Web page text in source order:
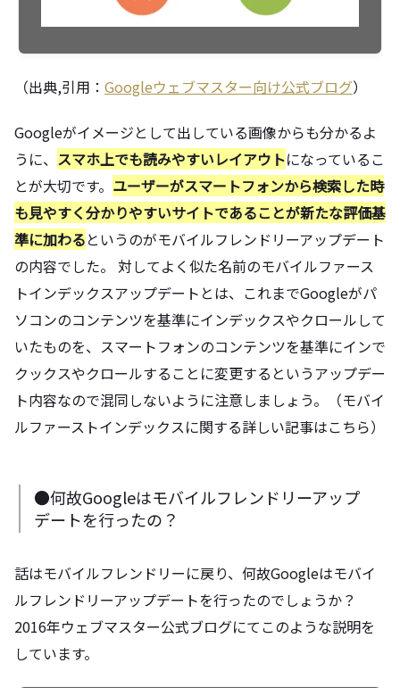
（出典,引用： Googleウェブマスター向け公式ブログ）
Googleがイメージとして出している画像からも分かるよ
うに、 スマホ上でも読みやすいレイアウトになっているこ
とが大切です。 ユーザーがスマートフォンから検索した時
も見やすく分かりやすいサイトであることが新たな評価基
準に加わるというのがモバイルフレンドリーアップデート
の内容でした。 対してよく似た名前のモバイルファース
トインデックスアップデートとは、これまでGoogleがパ
ソコンのコンテンツを基準にインデックスやクロールして
いたものを、スマートフォンのコンテンツを基準にインで
クックスやクロールすることに変更するというアップデー
ト内容なので混同しないように注意しましょう。（モバイ
ルファーストインデックスに関する詳しい記事はこちら）
●何故Googleはモバイルフレンドリーアップ
デートを行ったの？
話はモバイルフレンドリーに戻り、何故Googleはモバイ
ルフレンドリーアップデートを行ったのでしょうか？
2016年ウェブマスター公式ブログにてこのような説明を
しています。